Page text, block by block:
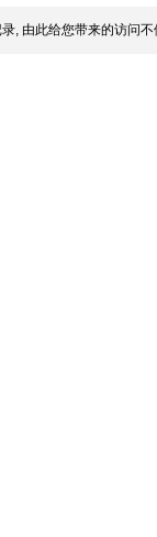
, 由此给您带来的访问不